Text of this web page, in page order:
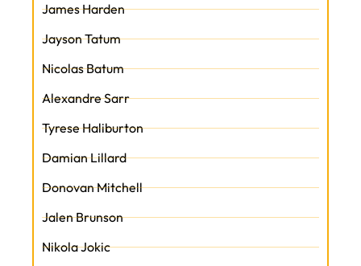
James Harden
Jayson Tatum
Nicolas Batum
Alexandre Sarr
Tyrese Haliburton
Damian Lillard
Donovan Mitchell
Jalen Brunson
Nikola Jokic